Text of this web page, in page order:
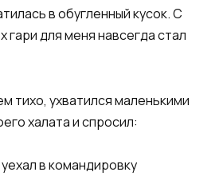
в обугленный кусок. С
гари для меня навсегда стал
тихо, ухватился маленькими
халата и спросил:
в командировку